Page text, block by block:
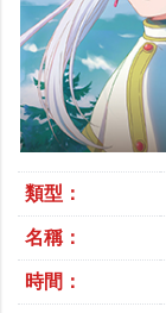
類型：
名稱：
時間：